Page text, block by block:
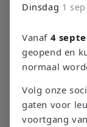
Dinsdag 1 sep
Vanaf 4
geopend en
normaal
Volg onze
gaten voor
voortgang